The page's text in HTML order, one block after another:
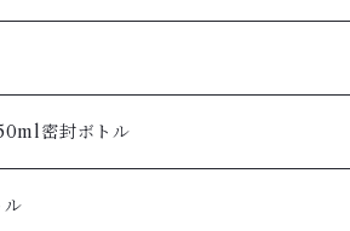
密封ボトル
ル